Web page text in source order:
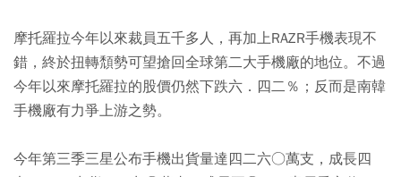
摩托羅拉今年以來裁員五千多人，再加上RAZR手機表現不
錯，終於扭轉頹勢可望搶回全球第二大手機廠的地位。不過
今年以來摩托羅拉的股價仍然下跌六．四二％；反而是南韓
手機廠有力爭上游之勢。
今年第三季三星公布手機出貨量達四二六○萬支，成長四